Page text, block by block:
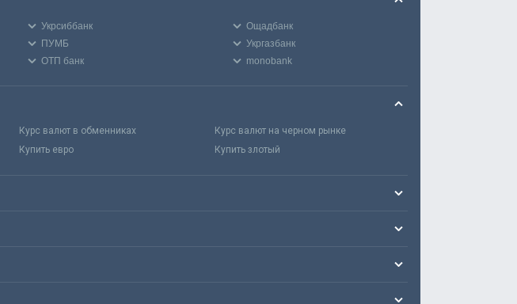
Укрсиббанк
Ощадбанк
ПУМБ
Укргазбанк
ОТП банк monobank
Курс валют в обменниках
Курс валют на черном рынке
Купить евро Купить злотый